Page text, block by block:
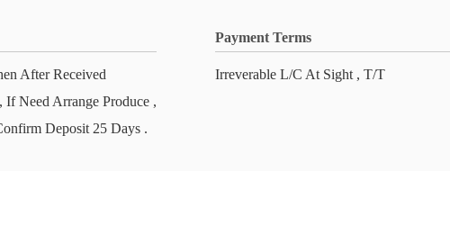
After Received
Need Arrange Produce ,
Deposit 25 Days .
Payment Terms
Irreverable L/C At Sight , T/T